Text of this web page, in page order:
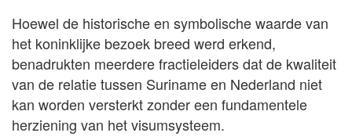
Hoewel de historische en symbolische waarde van
het koninklijke bezoek breed werd erkend,
benadrukten meerdere fractieleiders dat de kwaliteit
van de relatie tussen Suriname en Nederland niet
kan worden versterkt zonder een fundamentele
herziening van het visumsysteem.